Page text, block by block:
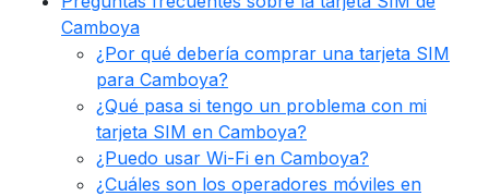
Camboya
¿Por qué debería comprar una tarjeta SIM
para Camboya?
¿Qué pasa si tengo un problema con mi
tarjeta SIM en Camboya?
¿Puedo usar Wi-Fi en Camboya?
¿Cuáles son los operadores móviles en